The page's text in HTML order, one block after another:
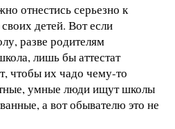
отнестись серьезно к
детей. Вот если
разве родителям
лишь бы аттестат
чтобы их чадо чему-то
умные люди ищут школы
а вот обывателю это не